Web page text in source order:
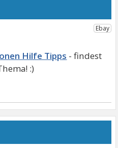
Hilfe Tipps